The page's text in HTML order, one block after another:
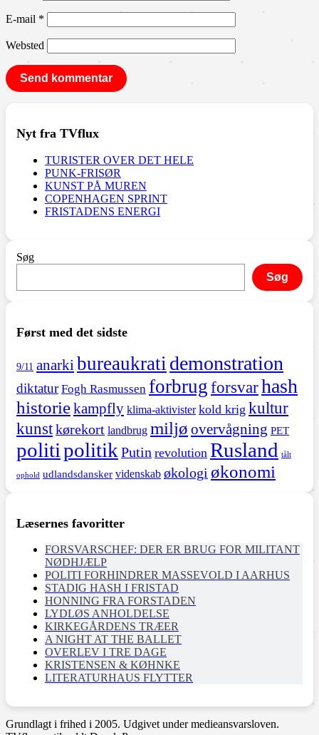
E-mail *
Websted
Nyt fra TVflux
TURISTER OVER DET HELE
PUNK-FRISØR
KUNST PÅ MUREN
COPENHAGEN SPRINT
FRISTADENS ENERGI
Søg
Søg
Først med det sidste
9/11 anarki bureaukrati demonstration
diktatur Fogh Rasmussen forbrugforsvarhash
historiekampfly klima-aktivister kold krig kultur
kunstkørekort landbrug miljø overvågning PET
politipolitik Putin revolution Rusland tålt
ophold udlandsdansker videnskab økologi økonomi
Læsernes favoritter
FORSVARSCHEF: DER ER BRUG FOR MILITANT
NØDHJÆLP
POLITI FORHINDRER MASSEVOLD I AARHUS
STADIG HASH I FRISTAD
HONNING FRA FORSTADEN
LYDLØS ANHOLDELSE
KIRKEGÅRDENS TRÆER
A NIGHT AT THE BALLET
OVERLEV I TRE DAGE
KRISTENSEN & KØHNKE
LITERATURHAUS FLYTTER
Grundlagt i frihed i 2005. Udgivet under medieansvarsloven.